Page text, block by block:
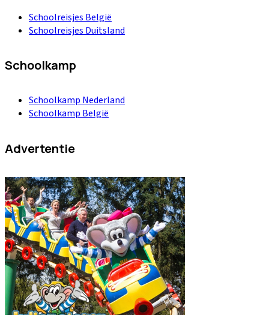
Schoolreisjes België
Schoolreisjes Duitsland
Schoolkamp
Schoolkamp Nederland
Schoolkamp België
Advertentie